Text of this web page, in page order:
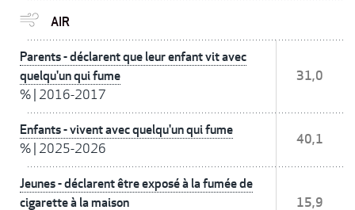
AIR
Parents - déclarent que leur enfant vit avec
quelqu'un qui fume
% 2016-2017
31,0
Enfants - vivent avec quelqu'un qui fume
% 2025-2026
40,1
Jeunes - déclarent être exposé à la fumée de
cigarette à la maison
15,9